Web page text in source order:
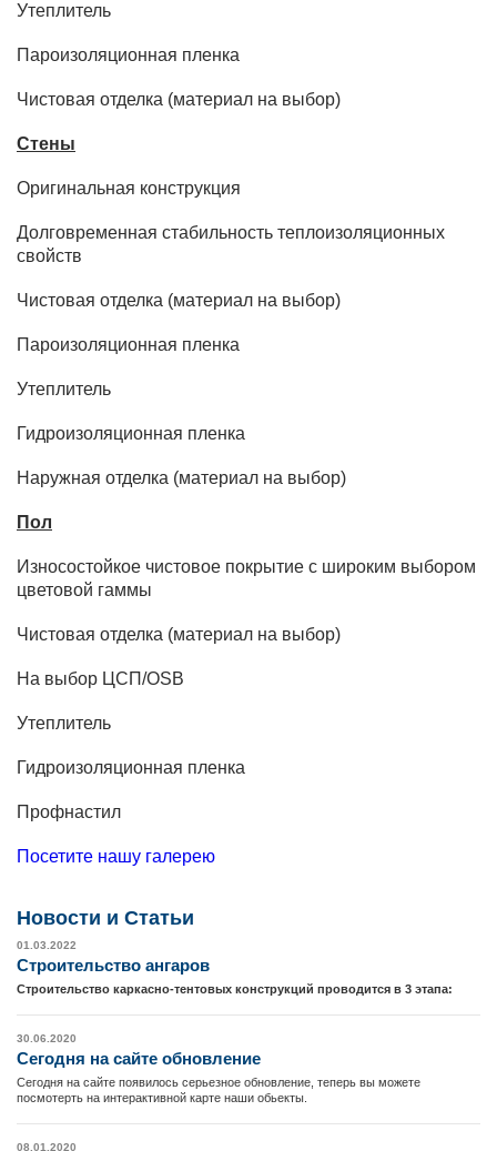
Утеплитель
Пароизоляционная пленка
Чистовая отделка (материал на выбор)
Стены
Оригинальная конструкция
Долговременная стабильность теплоизоляционных
свойств
Чистовая отделка (материал на выбор)
Пароизоляционная пленка
Утеплитель
Гидроизоляционная пленка
Наружная отделка (материал на выбор)
Пол
Износостойкое чистовое покрытие с широким выбором
цветовой гаммы
Чистовая отделка (материал на выбор)
На выбор ЦСП/OSB
Утеплитель
Гидроизоляционная пленка
Профнастил
Посетите нашу галерею
Новости и Cтатьи
01.03.2022
Cтроительство ангаров
Строительство каркасно-тентовых конструкций проводится в 3 этапа:
30.06.2020
Сегодня на сайте обновление
Сегодня на сайте появилось серьезное обновление, теперь вы можете
посмотерть на интерактивной карте наши обьекты.
08.01.2020